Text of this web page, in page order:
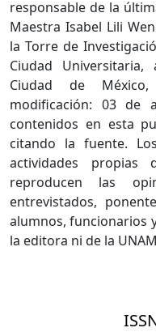
responsable de la
Maestra Isabel Lili
la Torre de
Ciudad Universitaria,
Ciudad de
modificación: 03 de
contenidos en esta
citando la fuente.
actividades propias
reproducen las
entrevistados,
alumnos, funcionarios
la editora ni de la